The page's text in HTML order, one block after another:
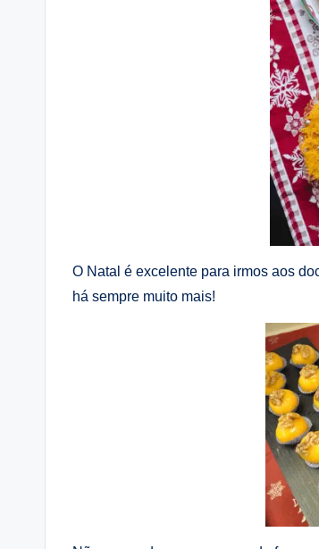
O Natal é excelente para irmos aos
há sempre muito mais!